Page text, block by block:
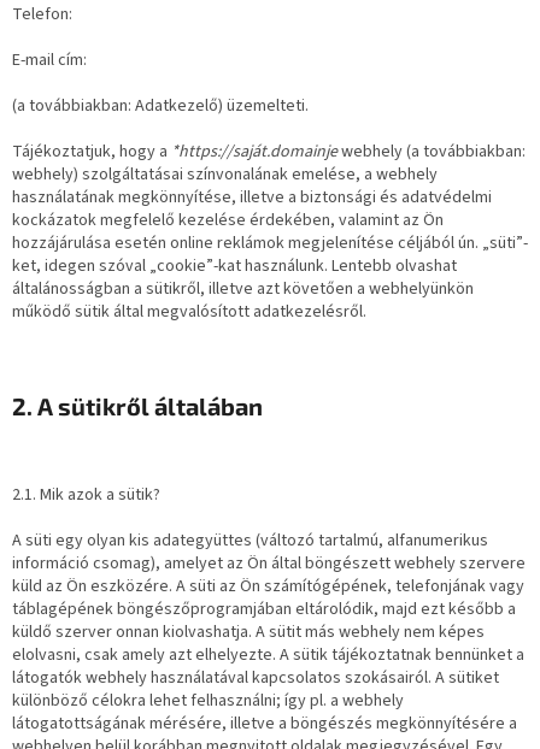
Telefon:
E-mail cím:
(a továbbiakban: Adatkezelő) üzemelteti.
Tájékoztatjuk, hogy a *https://saját.domainjewebhely (a továbbiakban:
webhely) szolgáltatásai színvonalának emelése, a webhely
használatának megkönnyítése, illetve a biztonsági és adatvédelmi
kockázatok megfelelő kezelése érdekében, valamint az Ön
hozzájárulása esetén online reklámok megjelenítése céljából ún. „süti”-
ket, idegen szóval „cookie”-kat használunk. Lentebb olvashat
általánosságban a sütikről, illetve azt követően a webhelyünkön
működő sütik által megvalósított adatkezelésről.
2. A sütikről általában
2.1. Mik azok a sütik?
A süti egy olyan kis adategyüttes (változó tartalmú, alfanumerikus
információ csomag), amelyet az Ön által böngészett webhely szervere
küld az Ön eszközére. A süti az Ön számítógépének, telefonjának vagy
táblagépének böngészőprogramjában eltárolódik, majd ezt később a
küldő szerver onnan kiolvashatja. A sütit más webhely nem képes
elolvasni, csak amely azt elhelyezte. A sütik tájékoztatnak bennünket a
látogatók webhely használatával kapcsolatos szokásairól. A sütiket
különböző célokra lehet felhasználni; így pl. a webhely
látogatottságának mérésére, illetve a böngészés megkönnyítésére a